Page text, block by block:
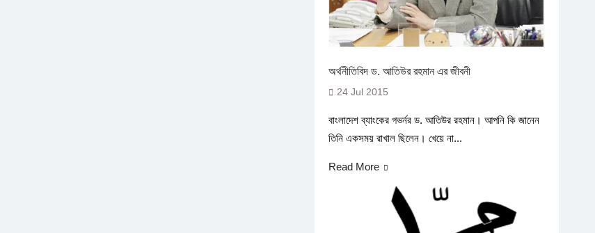
অর্থনীতিবিদ ড. আতিউর রহমান এর জীবনী
24 Jul 2015
বাংলাদেশ ব্যাংকের গভর্নর ড. আতিউর রহমান। আপনি কি জানেন
তিনি একসময় রাখাল ছিলেন। খেয়ে না...
Read More